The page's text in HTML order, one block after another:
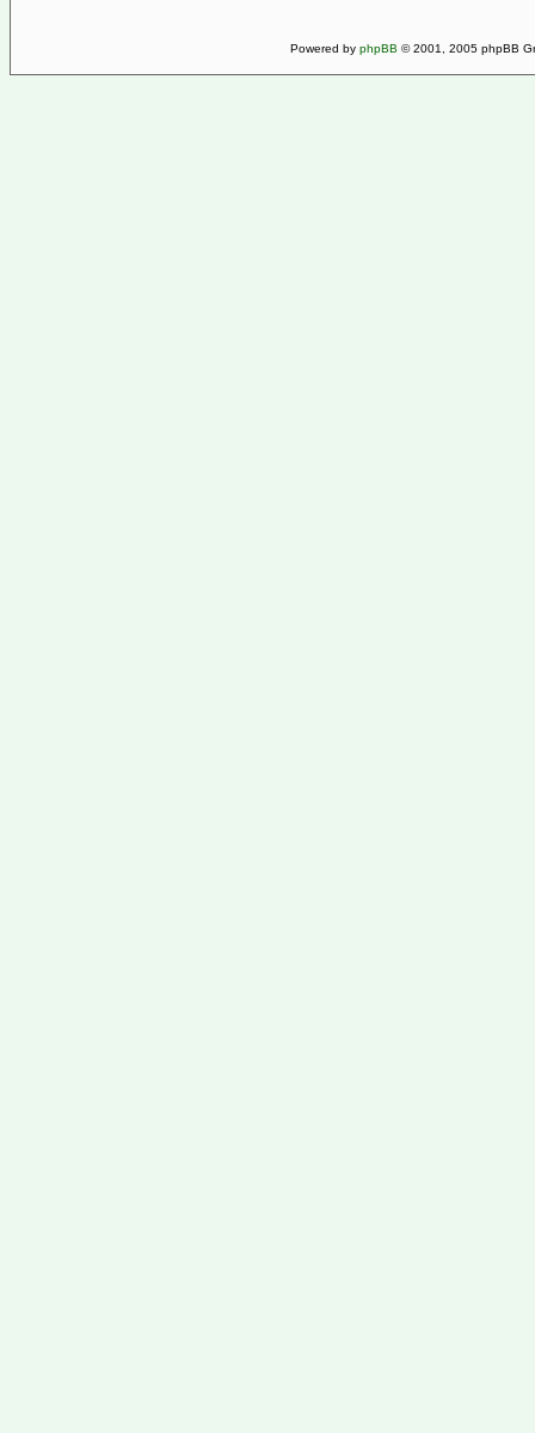
Powered by phpBB © 2001, 2005 phpBB